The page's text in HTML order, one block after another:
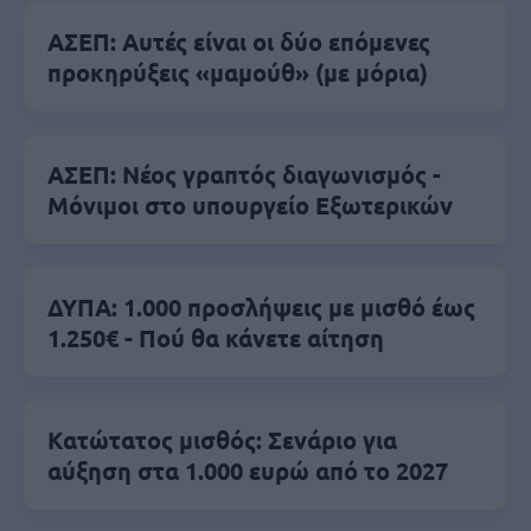
ΑΣΕΠ: Αυτές είναι οι δύο επόμενες
προκηρύξεις «μαμούθ» (με μόρια)
ΑΣΕΠ: Νέος γραπτός διαγωνισμός -
Μόνιμοι στο υπουργείο Εξωτερικών
ΔΥΠΑ: 1.000 προσλήψεις με μισθό έως
1.250€ - Πού θα κάνετε αίτηση
Κατώτατος μισθός: Σενάριο για
αύξηση στα 1.000 ευρώ από το 2027